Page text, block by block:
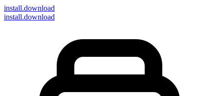
install.download
install.download